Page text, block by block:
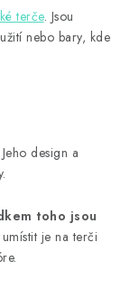
terče. Jsou
nebo bary, kde
design a
toho jsou
je na terči